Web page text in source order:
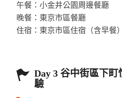
午餐：小金井公園周邊餐廳
晚餐：東京市區餐廳
住宿：東京市區住宿（含早餐）
Day 3 谷中街區下
驗